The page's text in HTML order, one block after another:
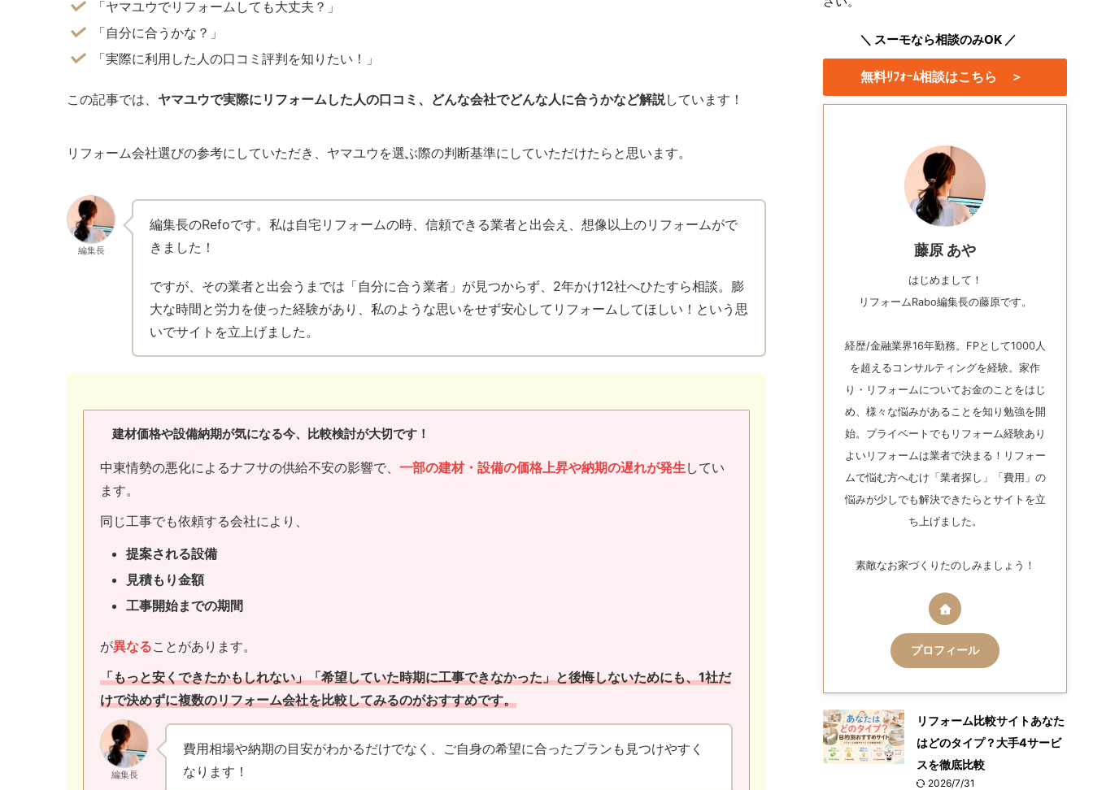
「ヤマユウでリフォームしても大丈夫？」
「自分に合うかな？」
「実際に利用した人の口コミ評判を知りたい！」
この記事では、 ヤマユウで実際にリフォームした人の口コミ、どんな会社でどんな人に合うかなど解説しています！
リフォーム会社選びの参考にしていただき、ヤマユウを選ぶ際の判断基準にしていただけたらと思います。
編集長
編集長のRefoです。私は自宅リフォームの時、信頼できる業者と出会え、想像以上のリフォームがで
きました！
ですが、その業者と出会うまでは「自分に合う業者」が見つからず、2年かけ12社へひたすら相談。膨
大な時間と労力を使った経験があり、私のような思いをせず安心してリフォームしてほしい！という思
いでサイトを立上げました。
建材価格や設備納期が気になる今、比較検討が大切です ！
中東情勢の悪化によるナフサの供給不安の影響で、 一部の建材・設備の価格上昇や納期の遅れが発生してい
ます。
同じ工事でも依頼する会社により、
提案される設備
見積もり金額
工事開始までの期間
が異なることがあります。
「もっと安くできたかもしれない」「希望していた時期に工事できなかった」と後悔しないためにも、1社だ
けで決めずに複数のリフォーム会社を比較してみるのがおすすめです。
編集長
費用相場や納期の目安がわかるだけでなく、ご自身の希望に合ったプランも見つけやすく
なります！
＼ スーモなら相談のみOK ／
無料ﾘﾌｫｰﾑ相談はこちら ＞
藤原 あや
はじめまして！
リフォームRabo編集長の藤原です。
経歴/金融業界16年勤務。FPとして1000人
を超えるコンサルティングを経験。家作
り・リフォームについてお金のことをはじ
め、様々な悩みがあることを知り勉強を開
始。プライベートでもリフォーム経験あり
よいリフォームは業者で決まる！リフォー
ムで悩む方へむけ「業者探し」「費用」の
悩みが少しでも解決できたらとサイトを立
ち上げました。
素敵なお家づくりたのしみましょう！
プロフィール
リフォーム比較サイトあなた
はどのタイプ？大手4サービ
スを徹底比較
2026/7/31